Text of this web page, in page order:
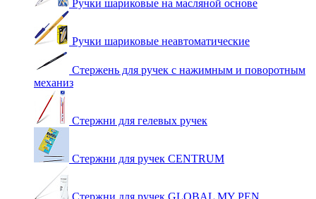
Ручки шариковые на масляной основе
Ручки шариковые неавтоматические
Стержень для ручек с нажимным и поворотным
механиз
Стержни для гелевых ручек
Стержни для ручек CENTRUM
Стержни для ручек GLOBAL MY PEN